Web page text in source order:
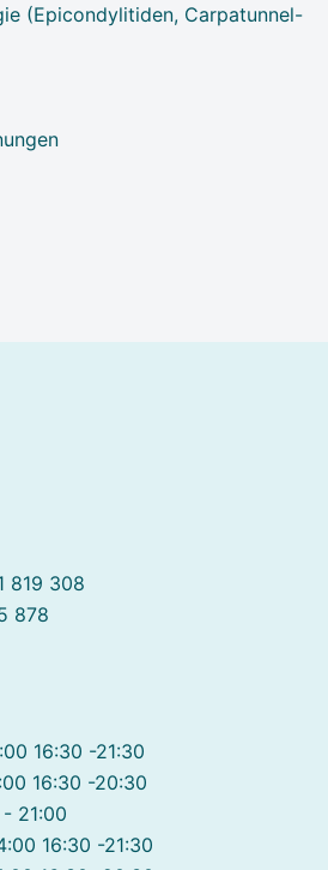
(Epicondylitiden, Carpatunnel-
819 308
878
16:30 -21:30
16:30 -20:30
21:00
16:30 -21:30